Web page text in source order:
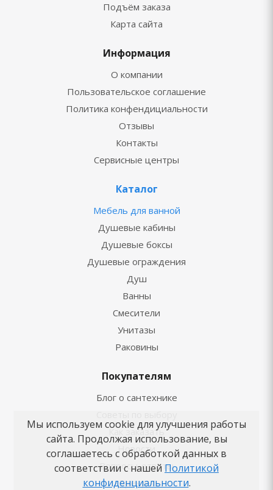
Подъём заказа
Карта сайта
Информация
О компании
Пользовательское соглашение
Политика конфендициальности
Отзывы
Контакты
Сервисные центры
Каталог
Мебель для ванной
Душевые кабины
Душевые боксы
Душевые ограждения
Душ
Ванны
Смесители
Унитазы
Раковины
Покупателям
Блог о сантехнике
Как заказать
Новости
Вопросы-ответы
Бренды
Мы используем cookie для улучшения работы
сайта. Продолжая использование, вы
соглашаетесь с обработкой данных в
соответствии с нашей Политикой
конфиденциальности.